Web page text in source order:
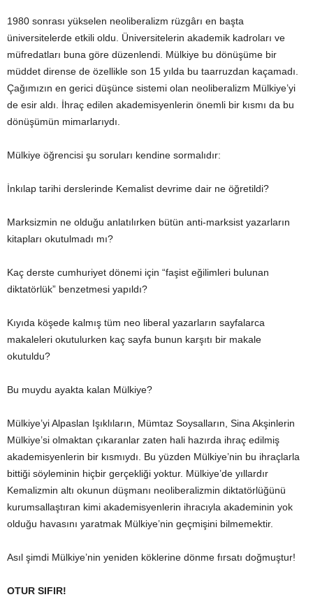
1980 sonrası yükselen neoliberalizm rüzgârı en başta
üniversitelerde etkili oldu. Üniversitelerin akademik kadroları ve
müfredatları buna göre düzenlendi. Mülkiye bu dönüşüme bir
müddet dirense de özellikle son 15 yılda bu taarruzdan kaçamadı.
Çağımızın en gerici düşünce sistemi olan neoliberalizm Mülkiye’yi
de esir aldı. İhraç edilen akademisyenlerin önemli bir kısmı da bu
dönüşümün mimarlarıydı.
Mülkiye öğrencisi şu soruları kendine sormalıdır:
İnkılap tarihi derslerinde Kemalist devrime dair ne öğretildi?
Marksizmin ne olduğu anlatılırken bütün anti-marksist yazarların
kitapları okutulmadı mı?
Kaç derste cumhuriyet dönemi için “faşist eğilimleri bulunan
diktatörlük” benzetmesi yapıldı?
Kıyıda köşede kalmış tüm neo liberal yazarların sayfalarca
makaleleri okutulurken kaç sayfa bunun karşıtı bir makale
okutuldu?
Bu muydu ayakta kalan Mülkiye?
Mülkiye’yi Alpaslan Işıklıların, Mümtaz Soysalların, Sina Akşinlerin
Mülkiye’si olmaktan çıkaranlar zaten hali hazırda ihraç edilmiş
akademisyenlerin bir kısmıydı. Bu yüzden Mülkiye’nin bu ihraçlarla
bittiği söyleminin hiçbir gerçekliği yoktur. Mülkiye’de yıllardır
Kemalizmin altı okunun düşmanı neoliberalizmin diktatörlüğünü
kurumsallaştıran kimi akademisyenlerin ihracıyla akademinin yok
olduğu havasını yaratmak Mülkiye’nin geçmişini bilmemektir.
Asıl şimdi Mülkiye’nin yeniden köklerine dönme fırsatı doğmuştur!
OTUR SIFIR!